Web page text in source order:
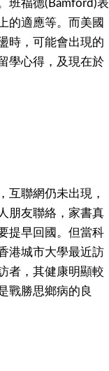
班福德(Bamford)表
的適應等。而美國
時，可能會出現的
學心得，及現在於
互聯網仍未出現，
朋友聯絡，家書真
提早回國。但當科
港城市大學最近訪
者，其健康明顯較
戰勝思鄉病的良